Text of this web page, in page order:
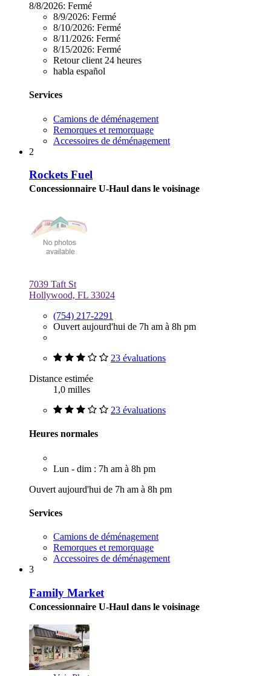
8/8/2026: Fermé
8/9/2026: Fermé
8/10/2026: Fermé
8/11/2026: Fermé
8/15/2026: Fermé
Retour client 24 heures
habla español
Services
Camions de déménagement
Remorques et remorquage
Accessoires de déménagement
2
Rockets Fuel
Concessionnaire U-Haul dans le voisinage
7039 Taft St
Hollywood, FL 33024
(754) 217-2291
Ouvert aujourd'hui de 7h am à 8h pm
23 évaluations
Distance estimée
1,0 milles
23 évaluations
Heures normales
Lun - dim : 7h am à 8h pm
Ouvert aujourd'hui de 7h am à 8h pm
Services
Camions de déménagement
Remorques et remorquage
Accessoires de déménagement
3
Family Market
Concessionnaire U-Haul dans le voisinage